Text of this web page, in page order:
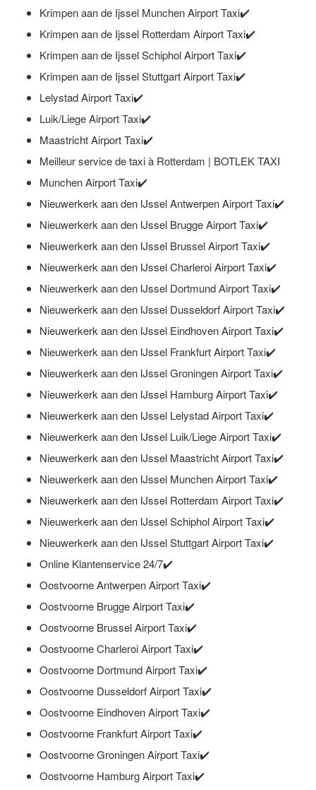
Krimpen aan de Ijssel Munchen Airport Taxi✔️
Krimpen aan de Ijssel Rotterdam Airport Taxi✔️
Krimpen aan de Ijssel Schiphol Airport Taxi✔️
Krimpen aan de Ijssel Stuttgart Airport Taxi✔️
Lelystad Airport Taxi✔️
Luik/Liege Airport Taxi✔️
Maastricht Airport Taxi✔️
Meilleur service de taxi à Rotterdam | BOTLEK TAXI
Munchen Airport Taxi✔️
Nieuwerkerk aan den IJssel Antwerpen Airport Taxi✔️
Nieuwerkerk aan den IJssel Brugge Airport Taxi✔️
Nieuwerkerk aan den IJssel Brussel Airport Taxi✔️
Nieuwerkerk aan den IJssel Charleroi Airport Taxi✔️
Nieuwerkerk aan den IJssel Dortmund Airport Taxi✔️
Nieuwerkerk aan den IJssel Dusseldorf Airport Taxi✔️
Nieuwerkerk aan den IJssel Eindhoven Airport Taxi✔️
Nieuwerkerk aan den IJssel Frankfurt Airport Taxi✔️
Nieuwerkerk aan den IJssel Groningen Airport Taxi✔️
Nieuwerkerk aan den IJssel Hamburg Airport Taxi✔️
Nieuwerkerk aan den IJssel Lelystad Airport Taxi✔️
Nieuwerkerk aan den IJssel Luik/Liege Airport Taxi✔️
Nieuwerkerk aan den IJssel Maastricht Airport Taxi✔️
Nieuwerkerk aan den IJssel Munchen Airport Taxi✔️
Nieuwerkerk aan den IJssel Rotterdam Airport Taxi✔️
Nieuwerkerk aan den IJssel Schiphol Airport Taxi✔️
Nieuwerkerk aan den IJssel Stuttgart Airport Taxi✔️
Online Klantenservice 24/7✔️
Oostvoorne Antwerpen Airport Taxi✔️
Oostvoorne Brugge Airport Taxi✔️
Oostvoorne Brussel Airport Taxi✔️
Oostvoorne Charleroi Airport Taxi✔️
Oostvoorne Dortmund Airport Taxi✔️
Oostvoorne Dusseldorf Airport Taxi✔️
Oostvoorne Eindhoven Airport Taxi✔️
Oostvoorne Frankfurt Airport Taxi✔️
Oostvoorne Groningen Airport Taxi✔️
Oostvoorne Hamburg Airport Taxi✔️